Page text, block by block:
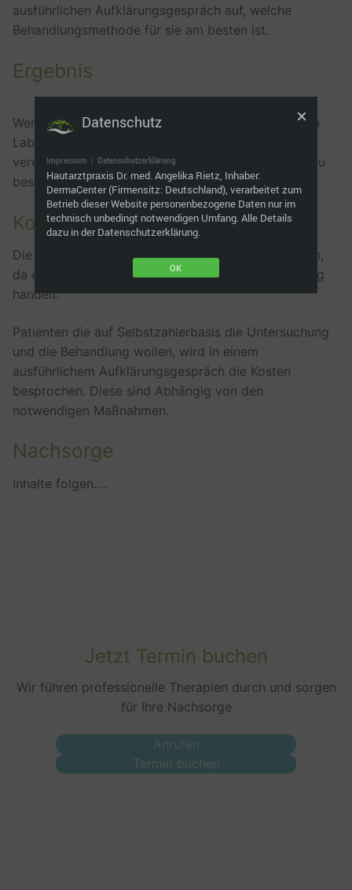
ausführlichen Aufklärungsgespräch auf, welche
Behandlungsmethode für sie am besten ist.
Ergebnis
Wenn das Ergebnis aus dem dermatohistologischen
Labor liegt wird mit Ihnen ein Besprechungstermin
vereinbart um die weiteren Maßnahmen mit Ihnen zu
besprechen.
Kosten
Die Kosten übernehmen die privaten Krankenkassen,
da es sich um eine medizinisch notwendige Leistung
handelt.
Patienten die auf Selbstzahlerbasis die Untersuchung
und die Behandlung wollen, wird in einem
ausführlichem Aufklärungsgespräch die Kosten
besprochen. Diese sind Abhängig von den
notwendigen Maßnahmen.
Nachsorge
Inhalte folgen….
Jetzt Termin buchen
Wir führen professionelle Therapien durch und sorgen
für Ihre Nachsorge
Anrufen
Termin buchen
Datenschutz
Impressum | Datenschutzerklärung
Hautarztpraxis Dr. med. Angelika Rietz, Inhaber:
DermaCenter (Firmensitz: Deutschland), verarbeitet zum
Betrieb dieser Website personenbezogene Daten nur im
technisch unbedingt notwendigen Umfang. Alle Details
dazu in der Datenschutzerklärung.
OK